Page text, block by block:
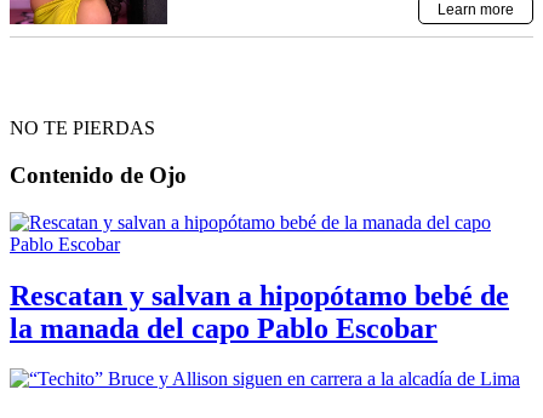
NO TE PIERDAS
Contenido de Ojo
Rescatan y salvan a hipopótamo bebé de
la manada del capo Pablo Escobar